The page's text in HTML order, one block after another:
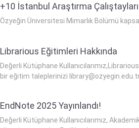
+10 İstanbul Araştırma
Özyeğin Üniversitesi Mimarlık Bölümü
Librarious Eğitimleri Hakkında
Değerli Kütüphane
bir eğitim taleplerinizi library@ozyegin.edu.tr
EndNote 2025 Yayınlandı!
Değerli Kütüphane Kullanıcılarımız,